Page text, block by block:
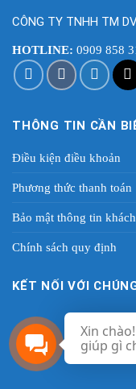
CÔNG TY TNHH TM
HOTLINE: 0909 858
THÔNG TIN CẦN
Điều kiện điều khoản
Phương thức thanh toán
Bảo mật thông tin
Chính sách quy định
KẾT NỐI VỚI
Xin
giúp gì